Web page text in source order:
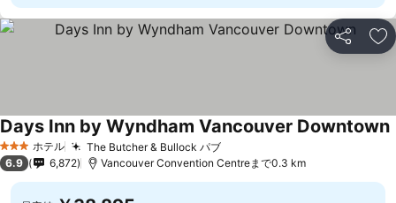
シェア お
3 ホテルのランク
ホテル The Butcher & Bullock パブ料金を表示
Days Inn by Wyndham Vancouver Downtown
6.9 6,872 Vancouver Convention Centreまで0.3 km